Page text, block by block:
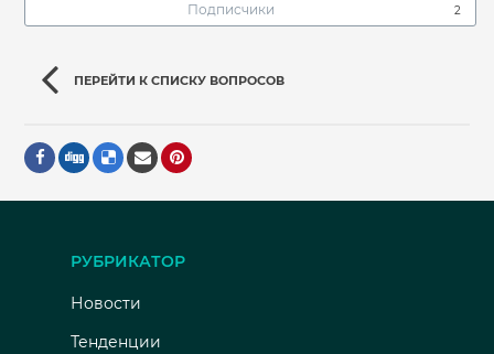
Подписчики 2
ПЕРЕЙТИ К СПИСКУ ВОПРОСОВ
РУБРИКАТОР
Новости
Тенденции